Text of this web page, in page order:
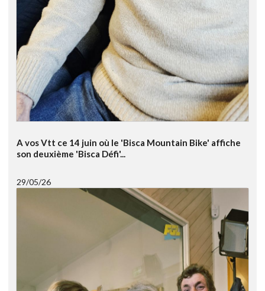
A vos Vtt ce 14 juin où le 'Bisca Mountain Bike' affiche
son deuxième 'Bisca Défi'...
29/05/26